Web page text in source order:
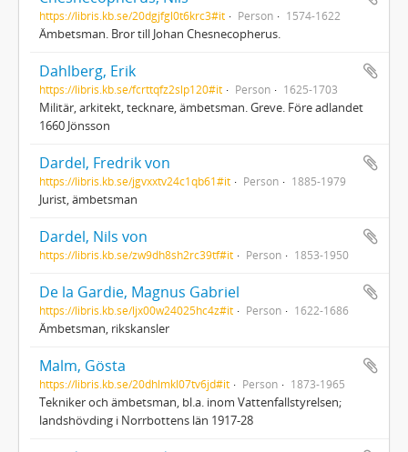
https://libris.kb.se/20dgjfgl0t6krc3#it Person 1574-1622
Ämbetsman. Bror till Johan Chesnecopherus.
Dahlberg, Erik
https://libris.kb.se/fcrttqfz2slp120#it Person 1625-1703
Militär, arkitekt, tecknare, ämbetsman. Greve. Före adlandet
1660 Jönsson
Dardel, Fredrik von
https://libris.kb.se/jgvxxtv24c1qb61#it Person 1885-1979
Jurist, ämbetsman
Dardel, Nils von
https://libris.kb.se/zw9dh8sh2rc39tf#it Person 1853-1950
De la Gardie, Magnus Gabriel
https://libris.kb.se/ljx00w24025hc4z#it Person 1622-1686
Ämbetsman, rikskansler
Malm, Gösta
https://libris.kb.se/20dhlmkl07tv6jd#it Person 1873-1965
Tekniker och ämbetsman, bl.a. inom Vattenfallstyrelsen;
landshövding i Norrbottens län 1917-28